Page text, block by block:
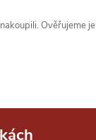
Ověřujeme je